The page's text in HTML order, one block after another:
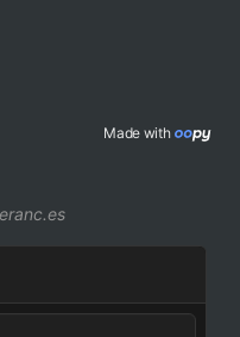
Made with